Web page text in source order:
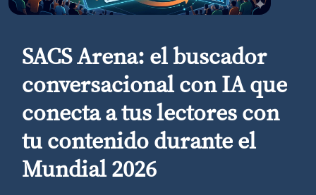
SACS Arena: el buscador
conversacional con IA que
conecta a tus lectores con
tu contenido durante el
Mundial 2026